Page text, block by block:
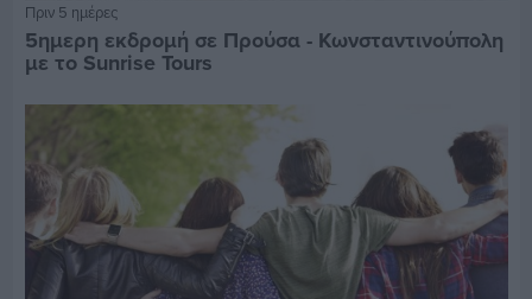
Πριν 5 ημέρες
5ημερη εκδρομή σε Προύσα - Κωνσταντινούπολη
με το Sunrise Tours